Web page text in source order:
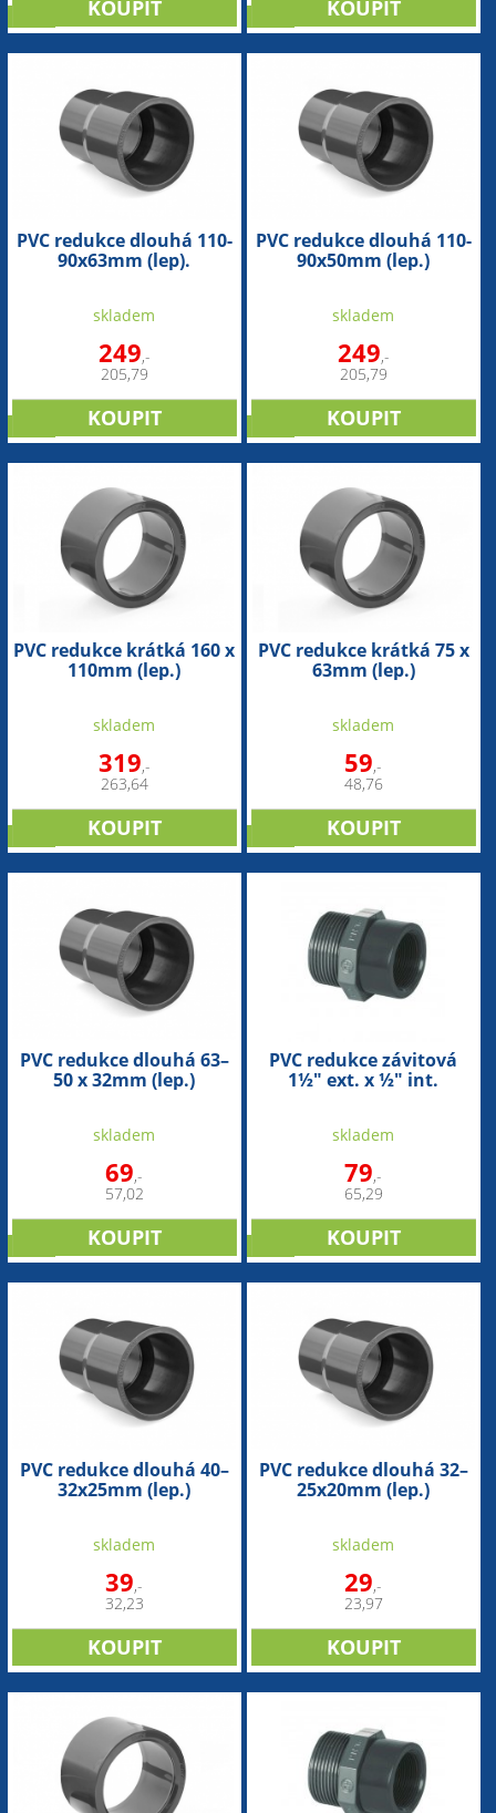
PVC redukce dlouhá 110-
90x63mm (lep).
skladem
249,-
205,79
PVC redukce dlouhá 110-
90x50mm (lep.)
skladem
249,-
205,79
PVC redukce krátká 160 x
110mm (lep.)
skladem
319,-
263,64
PVC redukce krátká 75 x
63mm (lep.)
skladem
59,-
48,76
PVC redukce dlouhá 63–
50 x 32mm (lep.)
skladem
69,-
57,02
PVC redukce závitová
1½" ext. x ½" int.
skladem
79,-
65,29
PVC redukce dlouhá 40–
32x25mm (lep.)
skladem
39,-
32,23
PVC redukce dlouhá 32–
25x20mm (lep.)
skladem
29,-
23,97